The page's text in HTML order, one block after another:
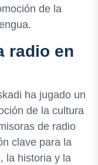
de la
radio en
ha jugado un
de la cultura
de radio
clave para la
la historia y la